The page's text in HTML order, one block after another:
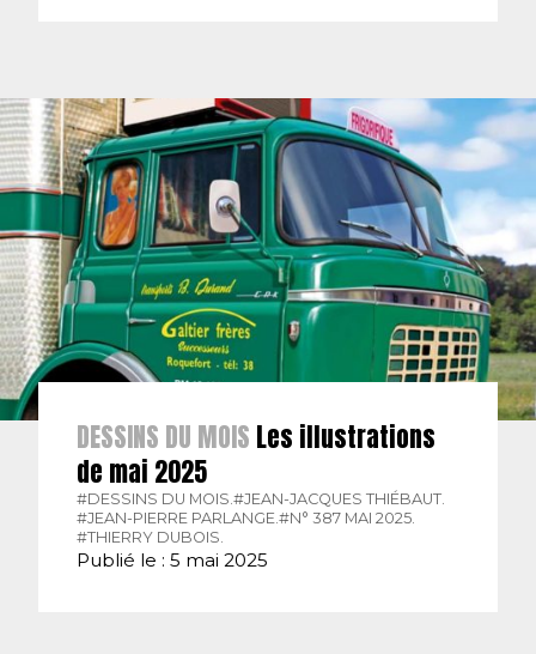
DESSINS DU MOIS Les illustrations
de mai 2025
#DESSINS DU MOIS. #JEAN-JACQUES THIÉBAUT.
#JEAN-PIERRE PARLANGE. #N° 387 MAI 2025.
#THIERRY DUBOIS.
Publié le : 5 mai 2025